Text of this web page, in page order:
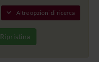
Altre opzioni di ricerca
Ripristina